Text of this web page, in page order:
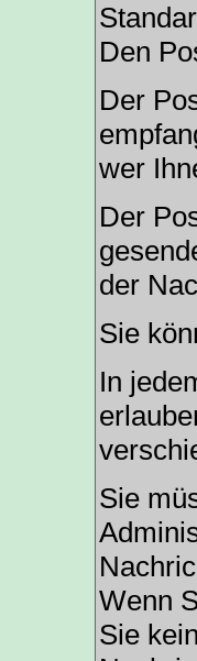
Den
Der
wer
Der
der
Sie
In
Sie
Wenn
Sie